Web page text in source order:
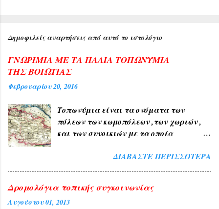
Δημοφιλείς αναρτήσεις από αυτό το ιστολόγιο
ΓΝΩΡΙΜΙΑ ΜΕ ΤΑ ΠΑΛΙΑ ΤΟΠΩΝΥΜΙΑ
ΤΗΣ ΒΟΙΩΤΙΑΣ
Φεβρουαρίου 20, 2016
Τοπωνύμια είναι τα ονόματα των
πόλεων των κωμοπόλεων ,των χωριών ,
και των συνοικιών με τα οποία
ΑΘΗΝΑ , ΠΑΤΡΑ , ΘΕΣΣΑΛΟΝΙΚΗ , ΧΙΟΣ
προήλθαν από τους αρχαίους χρόνους
όπως ( ΑΘΗΝΑ , ΣΠΑΡΤΗ , ΘΗΒΑ ,
ΔΙΑΒΆΣΤΕ ΠΕΡΙΣΣΌΤΕΡΑ
Δρομολόγια τοπικής συγκοινωνίας
Αυγούστου 01, 2013